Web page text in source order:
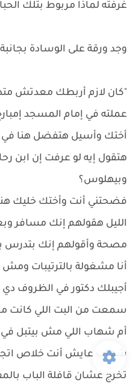
غرفته لماذا مربوط بتلك
وجد ورقة على الوسادة
"كان لازم أربطك معدتش
عملته في إمام المسجد
أختك وأسيل هتفضل هنا في
هتقول إيه لو عرفت إن ابن
وبيهلوس؟
فضحتني أنت وأختك خليك هنا
الليل هقولهم إنك مسافر
مصحة وأقولهم إنك بتدرس
أنا مشغولة بالترتيبات
أجيبلك دكتور في الظروف دي
سمعت من البت اللي كانت
أم شهاب اللي مش بيتبل في
شهاب عايش أنت خلاص
تخرج عشان قافلة الباب